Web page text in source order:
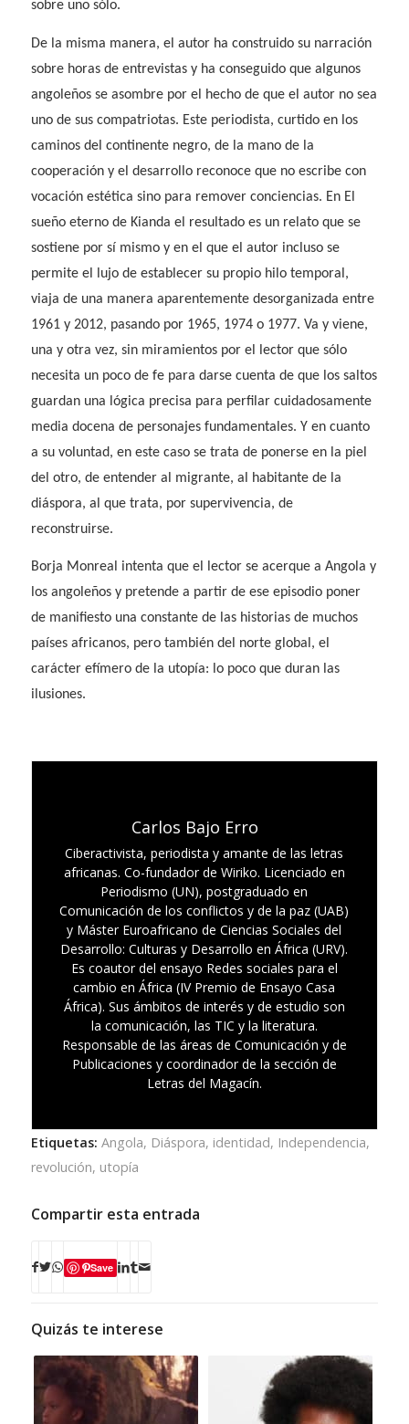
sobre uno sólo.
De la misma manera, el autor ha construido su narración
sobre horas de entrevistas y ha conseguido que algunos
angoleños se asombre por el hecho de que el autor no sea
uno de sus compatriotas. Este periodista, curtido en los
caminos del continente negro, de la mano de la
cooperación y el desarrollo reconoce que no escribe con
vocación estética sino para remover conciencias. En El
sueño eterno de Kianda el resultado es un relato que se
sostiene por sí mismo y en el que el autor incluso se
permite el lujo de establecer su propio hilo temporal,
viaja de una manera aparentemente desorganizada entre
1961 y 2012, pasando por 1965, 1974 o 1977. Va y viene,
una y otra vez, sin miramientos por el lector que sólo
necesita un poco de fe para darse cuenta de que los saltos
guardan una lógica precisa para perfilar cuidadosamente
media docena de personajes fundamentales. Y en cuanto
a su voluntad, en este caso se trata de ponerse en la piel
del otro, de entender al migrante, al habitante de la
diáspora, al que trata, por supervivencia, de
reconstruirse.
Borja Monreal intenta que el lector se acerque a Angola y
los angoleños y pretende a partir de ese episodio poner
de manifiesto una constante de las historias de muchos
países africanos, pero también del norte global, el
carácter efímero de la utopía: lo poco que duran las
ilusiones.
Carlos Bajo Erro
Ciberactivista, periodista y amante de las letras
africanas. Co-fundador de Wiriko. Licenciado en
Periodismo (UN), postgraduado en
Comunicación de los conflictos y de la paz (UAB)
y Máster Euroafricano de Ciencias Sociales del
Desarrollo: Culturas y Desarrollo en África (URV).
Es coautor del ensayo Redes sociales para el
cambio en África (IV Premio de Ensayo Casa
África). Sus ámbitos de interés y de estudio son
la comunicación, las TIC y la literatura.
Responsable de las áreas de Comunicación y de
Publicaciones y coordinador de la sección de
Letras del Magacín.
Etiquetas: Angola, Diáspora, identidad, Independencia,
revolución, utopía
Compartir esta entrada
Save
Quizás te interese